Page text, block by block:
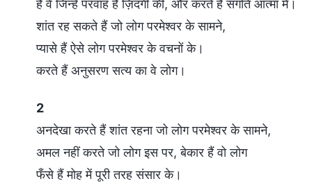
हैं वे जिन्हें परवाह है ज़िंदगी की, और करते हैं संगति आत्मा में।
शांत रह सकते हैं जो लोग परमेश्वर के सामने,
प्यासे हैं ऐसे लोग परमेश्वर के वचनों के।
करते हैं अनुसरण सत्य का वे लोग।
2
अनदेखा करते हैं शांत रहना जो लोग परमेश्वर के सामने,
अमल नहीं करते जो लोग इस पर, बेकार हैं वो लोग
फँसे हैं मोह में पूरी तरह संसार के।